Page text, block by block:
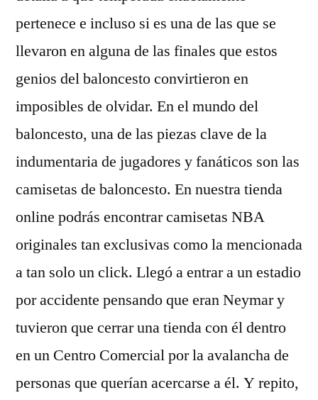
pertenece e incluso si es una de las que se
llevaron en alguna de las finales que estos
genios del baloncesto convirtieron en
imposibles de olvidar. En el mundo del
baloncesto, una de las piezas clave de la
indumentaria de jugadores y fanáticos son las
camisetas de baloncesto. En nuestra tienda
online podrás encontrar camisetas NBA
originales tan exclusivas como la mencionada
a tan solo un click. Llegó a entrar a un estadio
por accidente pensando que eran Neymar y
tuvieron que cerrar una tienda con él dentro
en un Centro Comercial por la avalancha de
personas que querían acercarse a él. Y repito,